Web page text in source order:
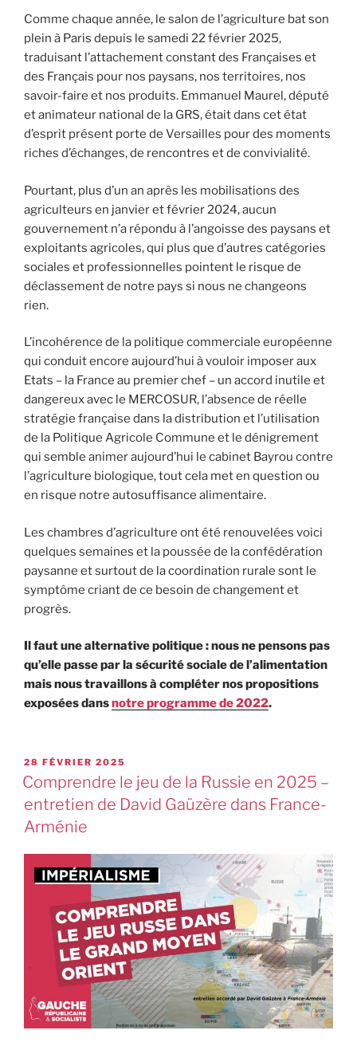
Comme chaque année, le salon de l’agriculture bat son
plein à Paris depuis le samedi 22 février 2025,
traduisant l’attachement constant des Françaises et
des Français pour nos paysans, nos territoires, nos
savoir-faire et nos produits. Emmanuel Maurel, député
et animateur national de la GRS, était dans cet état
d’esprit présent porte de Versailles pour des moments
riches d’échanges, de rencontres et de convivialité.
Pourtant, plus d’un an après les mobilisations des
agriculteurs en janvier et février 2024, aucun
gouvernement n’a répondu à l’angoisse des paysans et
exploitants agricoles, qui plus que d’autres catégories
sociales et professionnelles pointent le risque de
déclassement de notre pays si nous ne changeons
rien.
L’incohérence de la politique commerciale européenne
qui conduit encore aujourd’hui à vouloir imposer aux
Etats – la France au premier chef – un accord inutile et
dangereux avec le MERCOSUR, l’absence de réelle
stratégie française dans la distribution et l’utilisation
de la Politique Agricole Commune et le dénigrement
qui semble animer aujourd’hui le cabinet Bayrou contre
l’agriculture biologique, tout cela met en question ou
en risque notre autosuffisance alimentaire.
Les chambres d’agriculture ont été renouvelées voici
quelques semaines et la poussée de la confédération
paysanne et surtout de la coordination rurale sont le
symptôme criant de ce besoin de changement et
progrès.
Il faut une alternative politique : nous ne pensons pas
qu’elle passe par la sécurité sociale de l’alimentation
mais nous travaillons à compléter nos propositions
exposées dansnotre programme de 2022.
28 FÉVRIER 2025
Comprendre le jeu de la Russie en 2025 –
entretien de David Gaüzère dans France-
Arménie